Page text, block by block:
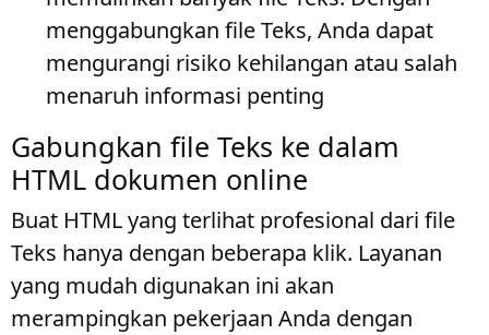
menggabungkan file Teks, Anda dapat
mengurangi risiko kehilangan atau salah
menaruh informasi penting
Gabungkan file Teks ke dalam
HTML dokumen online
Buat HTML yang terlihat profesional dari file
Teks hanya dengan beberapa klik. Layanan
yang mudah digunakan ini akan
merampingkan pekerjaan Anda dengan